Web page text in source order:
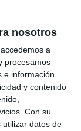
nosotros
a
procesamos
e información
y contenido
Con su
utilizar datos de
al golf, con
con
con
de
apuesta por
de
municipio de